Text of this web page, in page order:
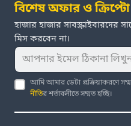
বিশেষ অফার ও
হাজার হাজার
মিস করবেন না।
আমি আমার ডেটা প্রক্রিয়াকরণে
নীতির শর্তাবলীতে সম্মত হচ্ছি।